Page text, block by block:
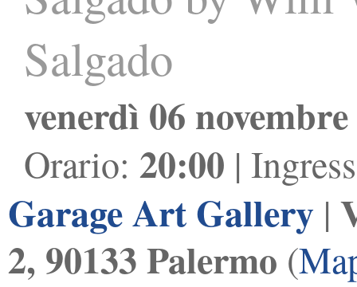
Salgado
venerdì 06
Orario: 20:00 |
Garage Art Gallery |
2, 90133 Palermo (